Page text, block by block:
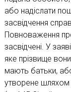
або надіслати
засвідчення
Повноваження
засвідчені. У
яке прізвище
мають батьки,
утворене шляхом